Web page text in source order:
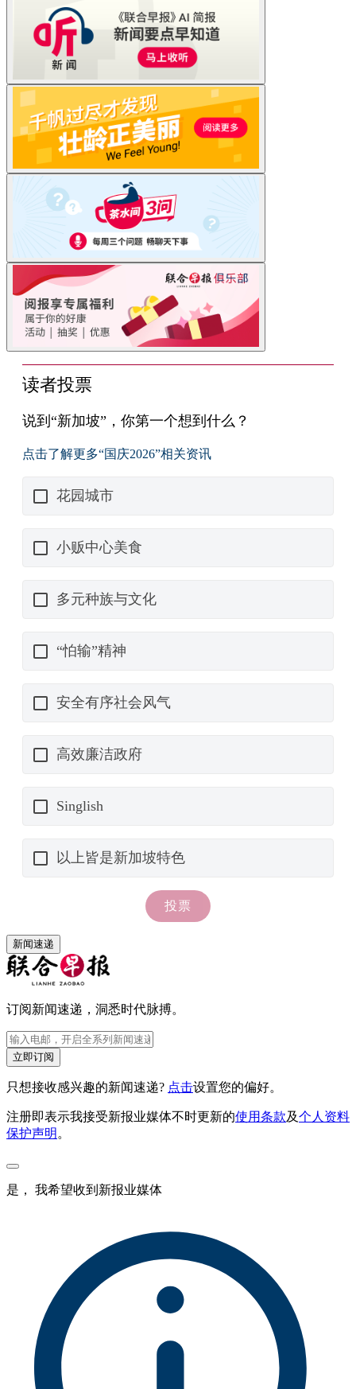
新闻速递
订阅新闻速递，洞悉时代脉搏。
立即订阅
只想接收感兴趣的新闻速递? 点击设置您的偏好。
注册即表示我接受新报业媒体不时更新的使用条款及个人资料
保护声明 。
是， 我希望收到新报业媒体